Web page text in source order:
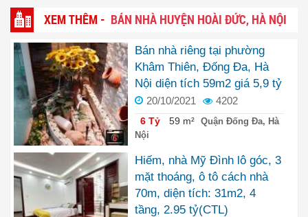
XEM THÊM - BÁN NHÀ HUYỆN HOÀI ĐỨC, HÀ NỘI
6
Bán nhà riêng tại phường
Khâm Thiên, Đống Đa, Hà
Nội diện tích 59m2 giá 5,9 tỷ
20/10/2021 4202
6 Tỷ 59 m²
Quận Đống Đa, Hà
Nội
Hiếm, nhà Mỹ Đình lô góc, 3
mặt thoáng, ô tô cách nhà
70m, diện tích: 31m2, 4
tầng, 2.95 tỷ(CTL)